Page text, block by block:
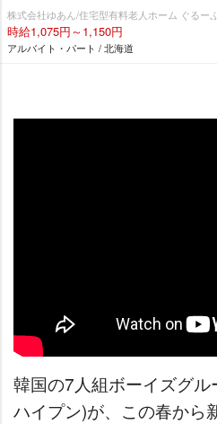
株式会社ゆあん/住宅型有料老人ホーム ぐるー
時給1,075円～1,150円
アルバイト・パート / 北海道
韓国の7人組ボーイズグ
ハイプン)が、この春から